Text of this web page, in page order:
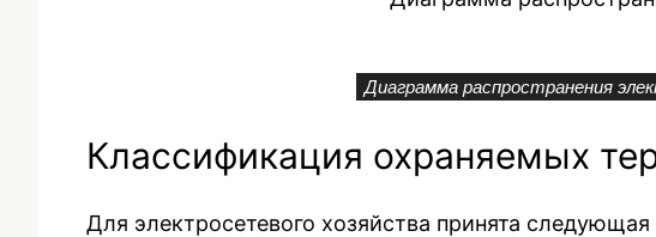
Диаграмма распространения
Классификация охраняемых
Для электросетевого хозяйства принята